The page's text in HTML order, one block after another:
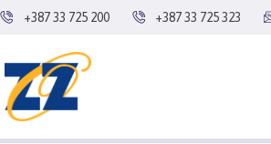
+387 33 725 200 +387 33 725 323